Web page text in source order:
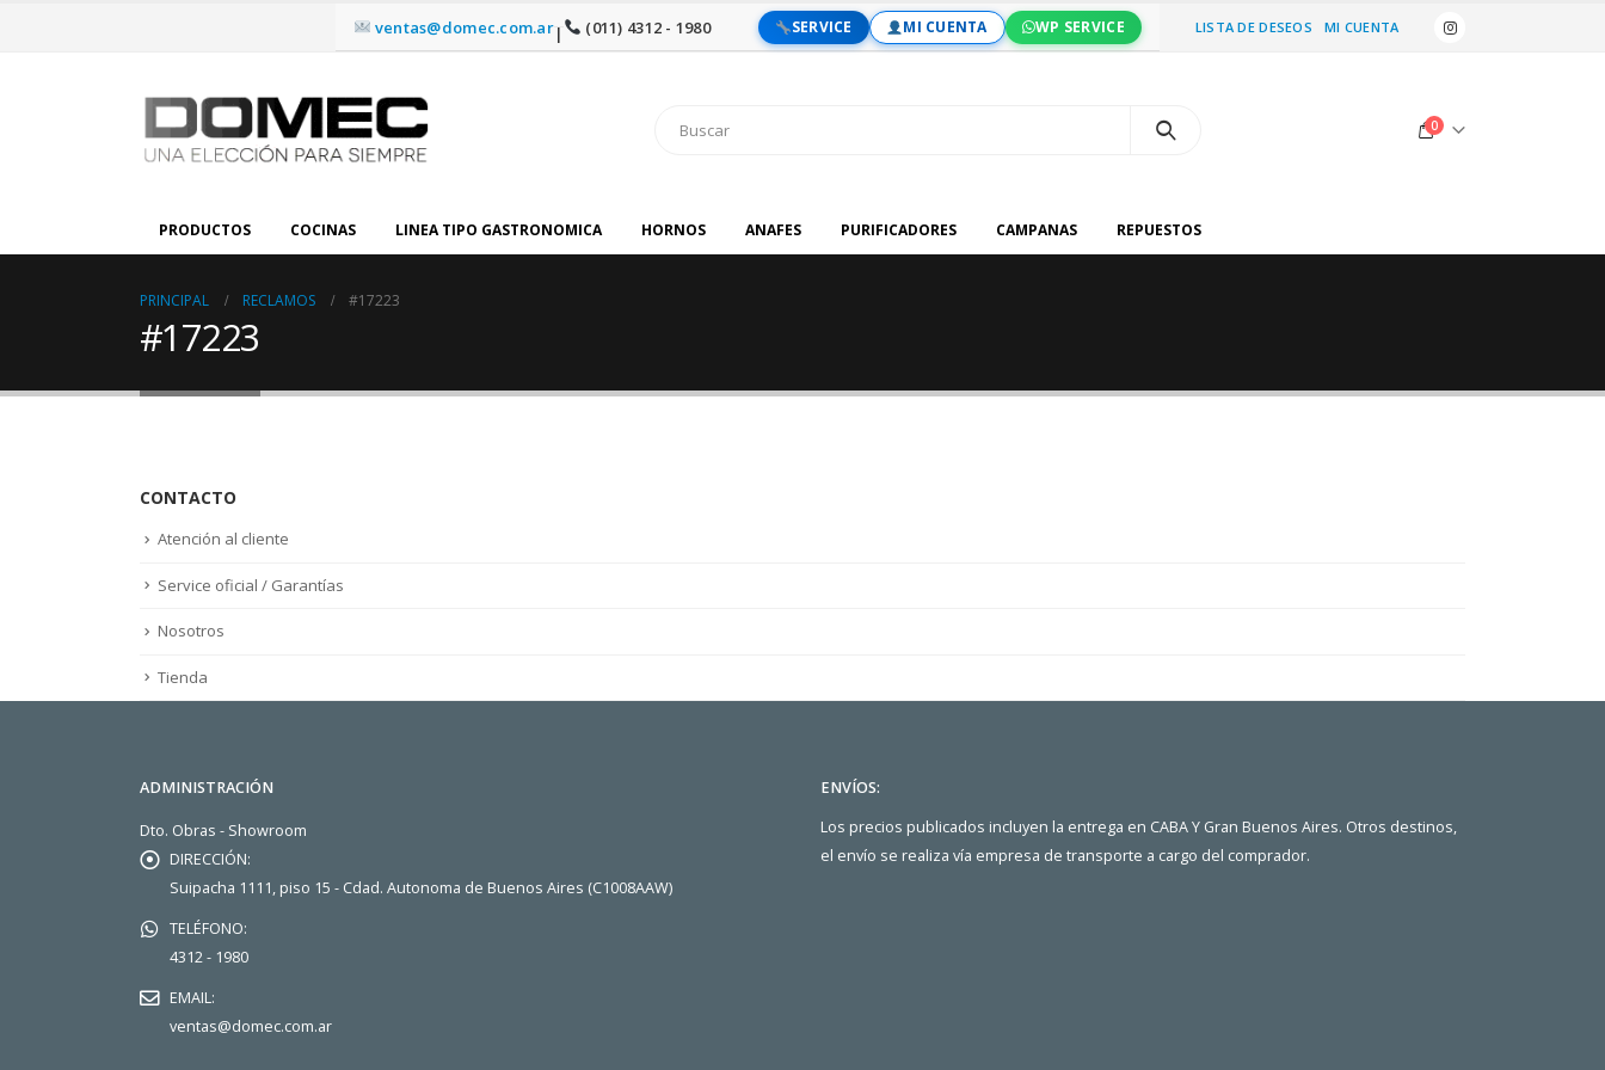
ventas@domec.com.ar| (011) 4312 - 1980 SERVICE MI CUENTA WP SERVICE LISTA DE DESEOS MI CUENTA
0
PRODUCTOS COCINAS LINEA TIPO GASTRONOMICA HORNOS ANAFES PURIFICADORES CAMPANAS REPUESTOS
PRINCIPAL RECLAMOS #17223
#17223
CONTACTO
Atención al cliente
Service oficial / Garantías
Nosotros
Tienda
ADMINISTRACIÓN
Dto. Obras - Showroom
DIRECCIÓN:
Suipacha 1111, piso 15 - Cdad. Autonoma de Buenos Aires (C1008AAW)
TELÉFONO:
4312 - 1980
EMAIL:
ventas@domec.com.ar
ENVÍOS:
Los precios publicados incluyen la entrega en CABA Y Gran Buenos Aires. Otros destinos,
el envío se realiza vía empresa de transporte a cargo del comprador.